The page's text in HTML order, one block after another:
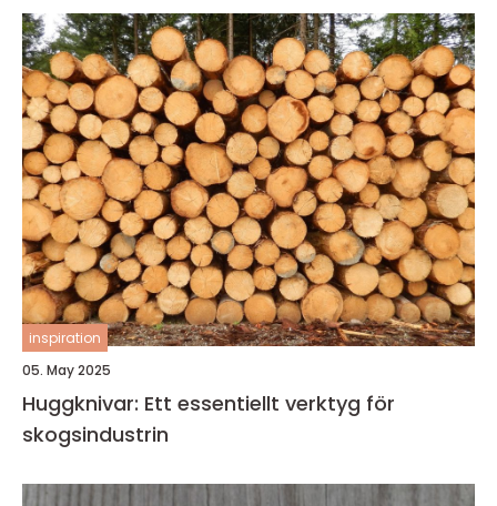
inspiration
05. May 2025
Huggknivar: Ett essentiellt verktyg för
skogsindustrin